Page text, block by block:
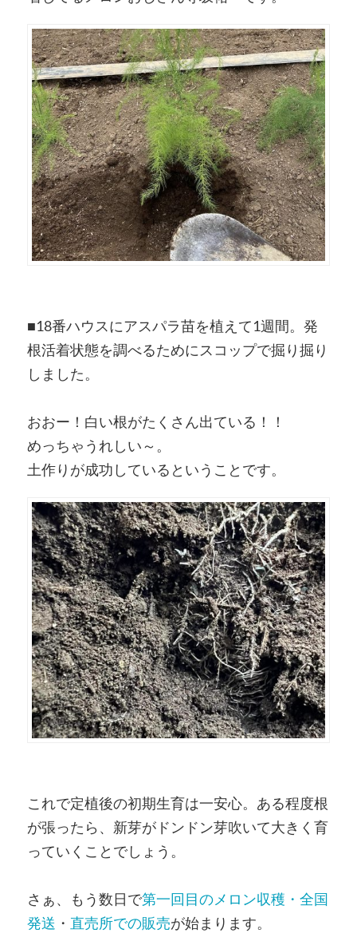
■18番ハウスにアスパラ苗を植えて1週間。発
根活着状態を調べるためにスコップで掘り掘り
しました。
おおー！白い根がたくさん出ている！！
めっちゃうれしい～。
土作りが成功しているということです。
これで定植後の初期生育は一安心。ある程度根
が張ったら、新芽がドンドン芽吹いて大きく育
っていくことでしょう。
さぁ、もう数日で第一回目のメロン収穫・全国
発送 ・ 直売所での販売が始まります。